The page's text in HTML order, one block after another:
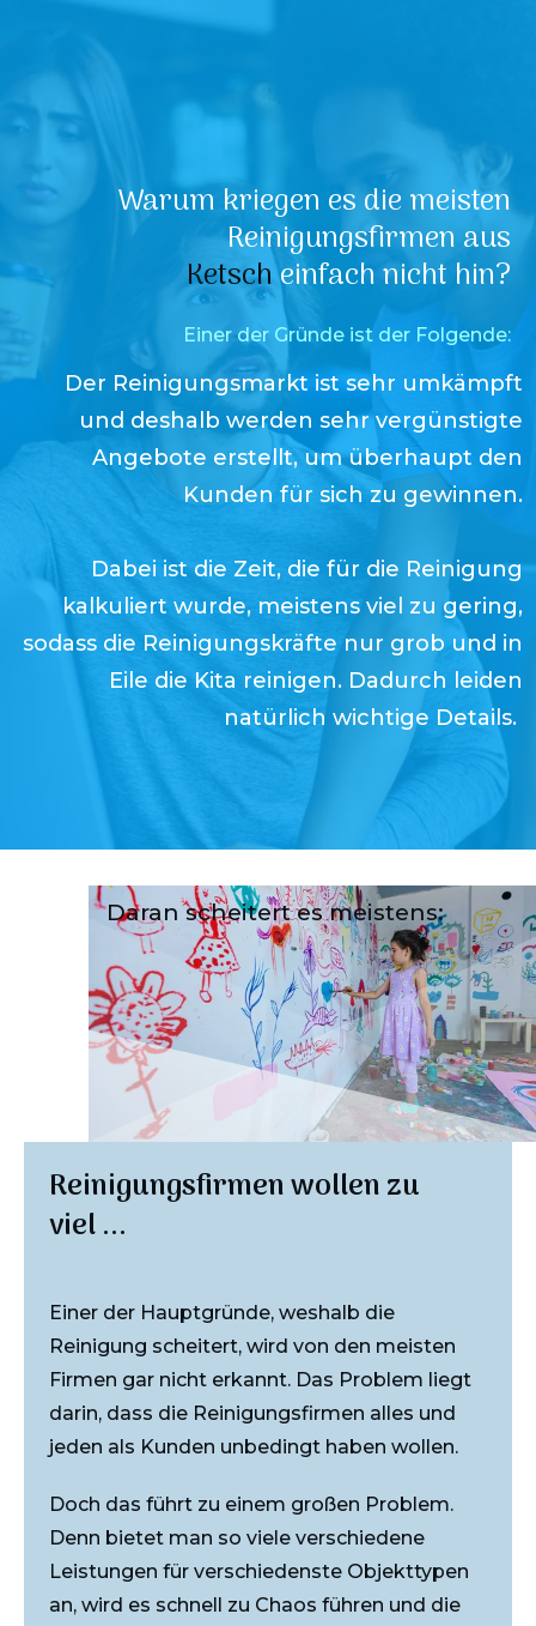
Warum kriegen es die meisten
Reinigungsfirmen aus
Ketscheinfach nicht hin?
Einer der Gründe ist der Folgende:
Der Reinigungsmarkt ist sehr umkämpft
und deshalb werden sehr vergünstigte
Angebote erstellt, um überhaupt den
Kunden für sich zu gewinnen.
Dabei ist die Zeit, die für die Reinigung
kalkuliert wurde, meistens viel zu gering,
sodass die Reinigungskräfte nur grob und in
Eile die Kita reinigen. Dadurch leiden
natürlich wichtige Details.
Daran scheitert es meistens:
Reinigungsfirmen wollen zu
viel ...
Einer der Hauptgründe, weshalb die
Reinigung scheitert, wird von den meisten
Firmen gar nicht erkannt. Das Problem liegt
darin, dass die Reinigungsfirmen alles und
jeden als Kunden unbedingt haben wollen.
Doch das führt zu einem großen Problem.
Denn bietet man so viele verschiedene
Leistungen für verschiedenste Objekttypen
an, wird es schnell zu Chaos führen und die